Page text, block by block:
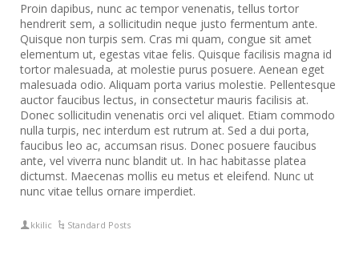
Proin dapibus, nunc ac tempor venenatis, tellus tortor
hendrerit sem, a sollicitudin neque justo fermentum ante.
Quisque non turpis sem. Cras mi quam, congue sit amet
elementum ut, egestas vitae felis. Quisque facilisis magna id
tortor malesuada, at molestie purus posuere. Aenean eget
malesuada odio. Aliquam porta varius molestie. Pellentesque
auctor faucibus lectus, in consectetur mauris facilisis at.
Donec sollicitudin venenatis orci vel aliquet. Etiam commodo
nulla turpis, nec interdum est rutrum at. Sed a dui porta,
faucibus leo ac, accumsan risus. Donec posuere faucibus
ante, vel viverra nunc blandit ut. In hac habitasse platea
dictumst. Maecenas mollis eu metus et eleifend. Nunc ut
nunc vitae tellus ornare imperdiet.
kkilic Standard Posts